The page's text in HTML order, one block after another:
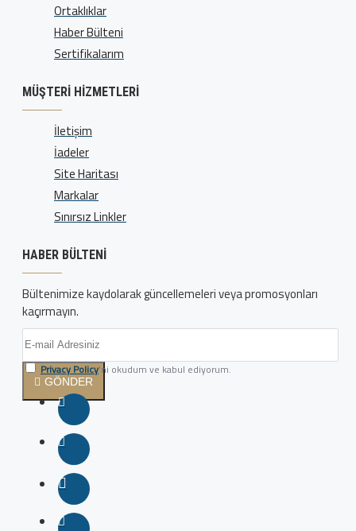
Ortaklıklar
Haber Bülteni
Sertifikalarım
MÜŞTERI HIZMETLERI
İletişim
İadeler
Site Haritası
Markalar
Sınırsız Linkler
HABER BÜLTENI
Bültenimize kaydolarak güncellemeleri veya promosyonları
kaçırmayın.
GÖNDER
Privacy Policy'ni okudum ve kabul ediyorum.